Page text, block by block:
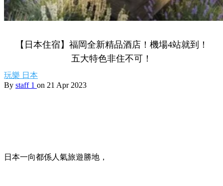
【日本住宿】福岡全新精品酒店！機場4站就到！
五大特色非住不可！
玩樂 日本
By staff 1 on 21 Apr 2023
日本一向都係人氣旅遊勝地，